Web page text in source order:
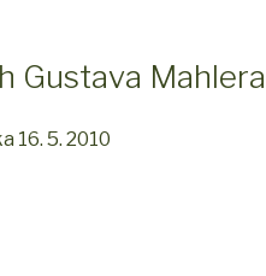
Gustava
16. 5. 2010